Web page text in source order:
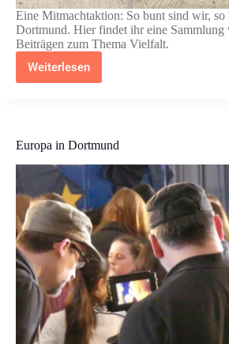
Eine Mitmachtaktion: So bunt sind wir, so
Dortmund. Hier findet ihr eine Sammlung
Beiträgen zum Thema Vielfalt.
Weiterlesen#DemokratieDo
–
Europa in Dortmund